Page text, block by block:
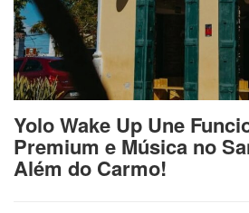
Yolo Wake Up Une
Premium e Música no
Além do Carmo!